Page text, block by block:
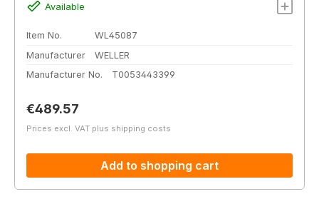
Available
Item No.
WL45087
Manufacturer
WELLER
Manufacturer No.
T0053443399
Regular price:
€489.57
Prices excl. VAT plus shipping costs
Add to shopping cart